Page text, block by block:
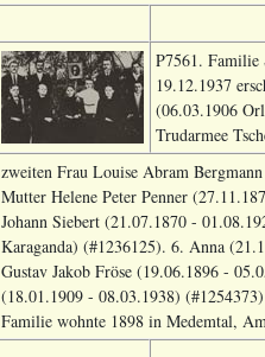
P7561.
19.12.1937
(06.03.1906
Trudarmee
zweiten Frau Louise Abram
Mutter Helene Peter Penner
Johann Siebert (21.07.1870 -
Karaganda) (#1236125). 6. Anna
Gustav Jakob Fröse (19.06.1896 -
(18.01.1909 - 08.03.1938)
Familie wohnte 1898 in Medemtal,